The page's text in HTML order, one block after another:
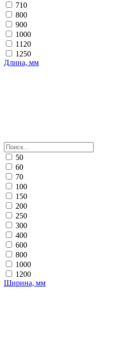
710
800
900
1000
1120
1250
Длина, мм
50
60
70
100
150
200
250
300
400
600
800
1000
1200
Ширина, мм